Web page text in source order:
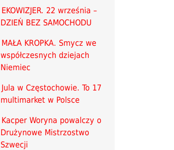
EKOWIZJER. 22 września –
DZIEŃ BEZ SAMOCHODU
MAŁA KROPKA. Smycz we
współczesnych dziejach
Niemiec
Jula w Częstochowie. To 17
multimarket w Polsce
Kacper Woryna powalczy o
Drużynowe Mistrzostwo
Szwecji